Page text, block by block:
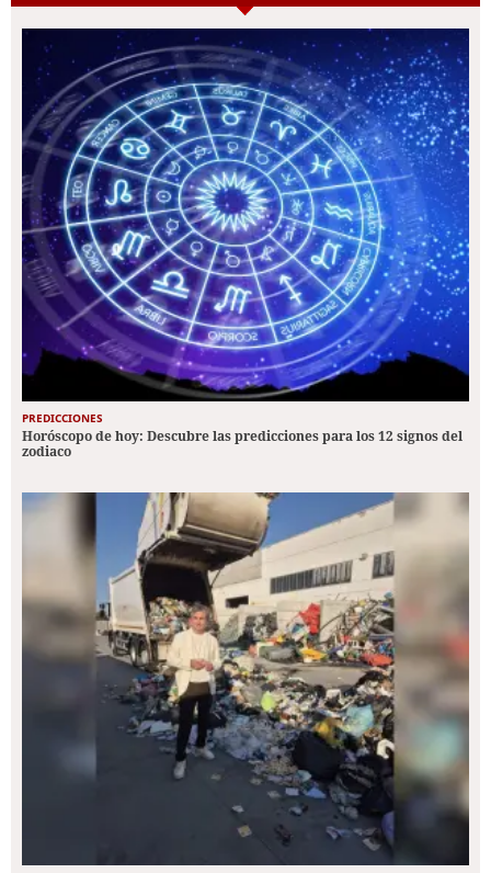
PREDICCIONES
Horóscopo de hoy: Descubre las predicciones para los 12 signos del
zodiaco